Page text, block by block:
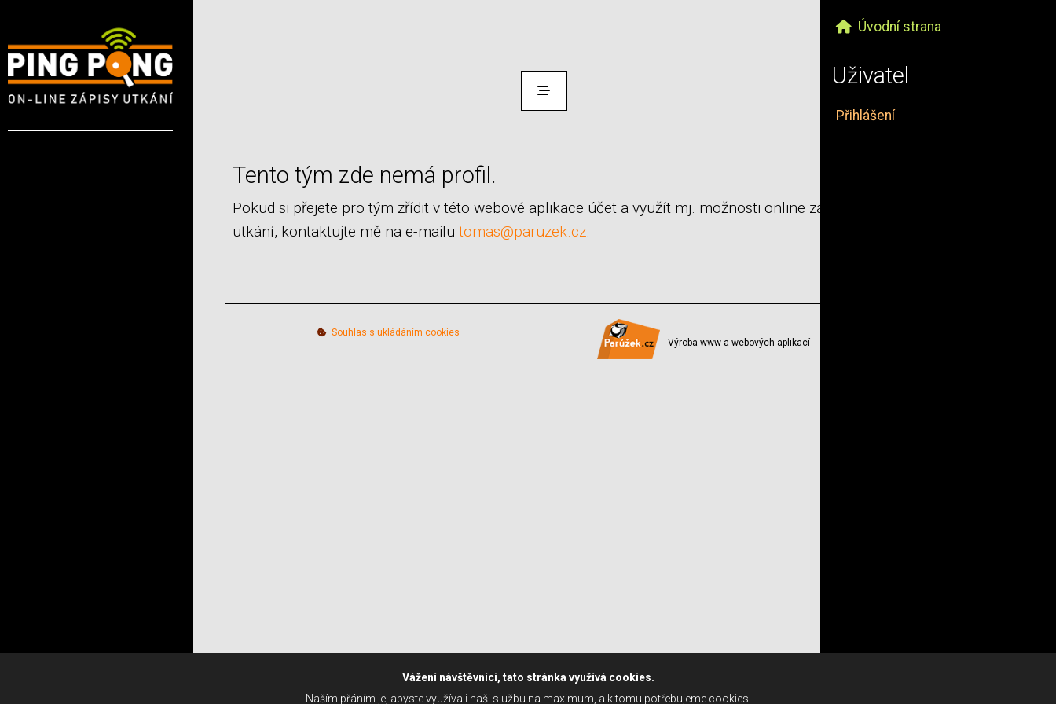
Úvodní strana
Uživatel
Přihlášení
Tento tým zde nemá profil.
Pokud si přejete pro tým zřídit v této webové aplikace účet a využít mj. možnosti online zápisů
utkání, kontaktujte mě na e-mailutomas@paruzek.cz
Souhlas s ukládáním cookies
Výroba www a webových aplikací
Vážení návštěvníci, tato stránka využívá cookies.
Naším přáním je, abyste využívali naši službu na maximum, a k tomu potřebujeme cookies.